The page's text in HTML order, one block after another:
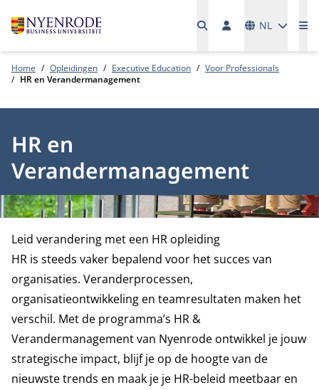
NL
Home Opleidingen Executive Education
Voor Professionals
HR en Verandermanagement
HR en
Verandermanagement
Leid verandering met een HR opleiding
HR is steeds vaker bepalend voor het succes van
organisaties. Veranderprocessen,
organisatieontwikkeling en teamresultaten maken het
verschil. Met de programma’s HR &
Verandermanagement van Nyenrode ontwikkel je jouw
strategische impact, blijf je op de hoogte van de
nieuwste trends en maak je je HR-beleid meetbaar en